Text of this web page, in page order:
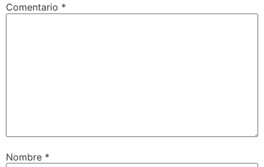
Comentario *
Nombre *